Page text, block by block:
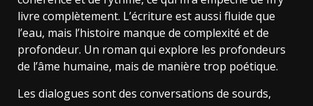
livre complètement. L’écriture est aussi fluide que
l’eau, mais l’histoire manque de complexité et de
profondeur. Un roman qui explore les profondeurs
de l’âme humaine, mais de manière trop poétique.
Les dialogues sont des conversations de sourds,